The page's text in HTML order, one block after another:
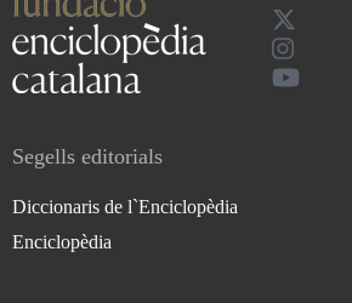
Segells editorials
Diccionaris de l`Enciclopèdia
Enciclopèdia